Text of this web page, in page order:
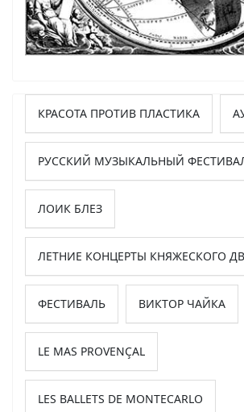
КРАСОТА ПРОТИВ ПЛАСТИКА
РУССКИЙ МУЗЫКАЛЬНЫЙ
ЛОИК БЛЕЗ
ЛЕТНИЕ КОНЦЕРТЫ КНЯЖЕСКОГО
ФЕСТИВАЛЬ ВИКТОР ЧАЙКА
LE MAS PROVENÇAL
LES BALLETS DE MONTECARLO